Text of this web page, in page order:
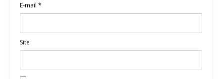
E-mail *
Site